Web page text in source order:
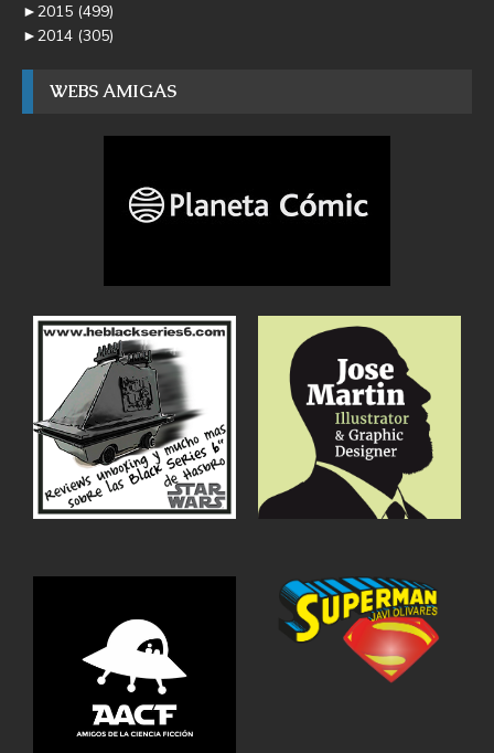
►2015 (499)
►2014 (305)
WEBS AMIGAS